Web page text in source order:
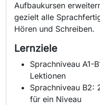
Aufbaukursen
gezielt alle
Hören und Schreiben.
Lernziele
Sprachniveau A1-
Lektionen
Sprachniveau B2:
für ein Niveau